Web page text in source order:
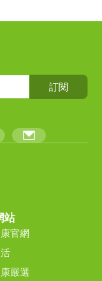
訂閱
站
官網
嚴選